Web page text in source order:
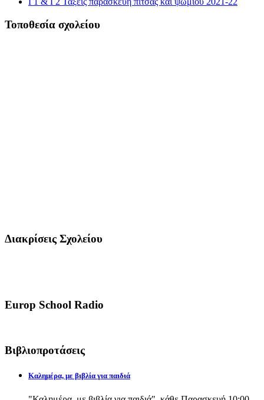
Τοποθεσία σχολείου
Διακρίσεις Σχολείου
Europ School Radio
Βιβλιοπροτάσεις
Καλημέρα, με βιβλία για παιδιά